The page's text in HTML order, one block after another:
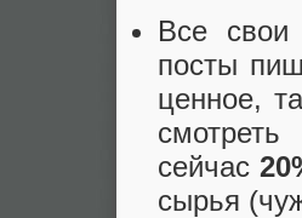
Все
посты
ценное,
сейчас
сырья